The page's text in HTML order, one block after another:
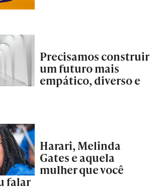
Precisamos construir
um futuro mais
empático, diverso e
Harari, Melinda
Gates e aquela
mulher que você
falar